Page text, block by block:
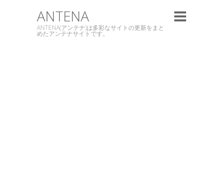
ANTENA
ANTENA(アンテナ)は多彩なサイトの更新をまと
めたアンテナサイトです。